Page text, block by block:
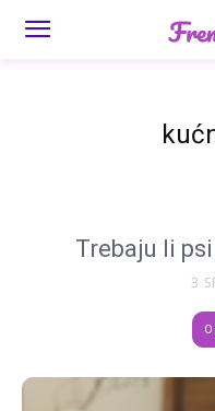
Trebaju li
3